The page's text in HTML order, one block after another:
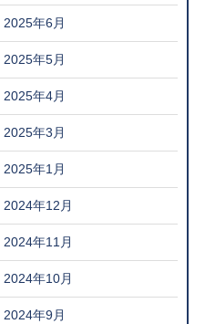
2025年6月
2025年5月
2025年4月
2025年3月
2025年1月
2024年12月
2024年11月
2024年10月
2024年9月